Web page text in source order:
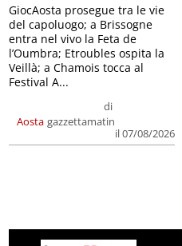
Aosta
di
gazzettamatin
il 07/08/2026
GiocAosta prosegue tra le vie
del capoluogo; a Brissogne
entra nel vivo la Feta de
l’Oumbra; Etroubles ospita la
Veillà; a Chamois tocca al
Festival A...